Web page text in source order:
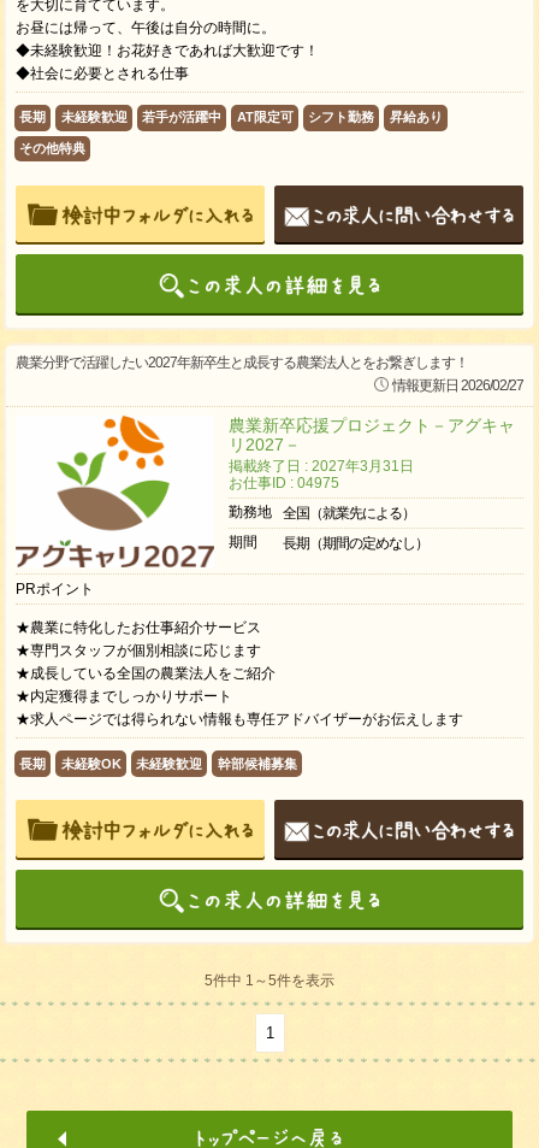
を大切に育てています。
お昼には帰って、午後は自分の時間に。
◆未経験歓迎！お花好きであれば大歓迎です！
◆社会に必要とされる仕事
長期 未経験歓迎 若手が活躍中 AT限定可 シフト勤務 昇給あり
その他特典
農業分野で活躍したい2027年新卒生と成長する農業法人とをお繋ぎします！
情報更新日 2026/02/27
農業新卒応援プロジェクト－アグキャ
リ2027－
掲載終了日 : 2027年3月31日
お仕事ID : 04975
勤務地
全国（就業先による）
期間
長期（期間の定めなし）
PRポイント
★農業に特化したお仕事紹介サービス
★専門スタッフが個別相談に応じます
★成長している全国の農業法人をご紹介
★内定獲得までしっかりサポート
★求人ページでは得られない情報も専任アドバイザーがお伝えします
長期 未経験OK 未経験歓迎 幹部候補募集
5件中 1～5件を表示
1